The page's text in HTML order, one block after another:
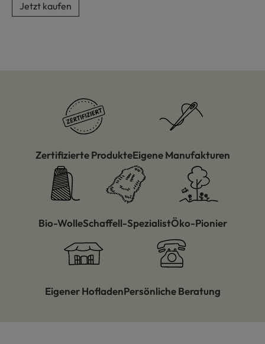
Jetzt kaufen
Zertifizierte ProdukteEigene Manufakturen
Bio-WolleSchaffell-SpezialistÖko-Pionier
Eigener HofladenPersönliche Beratung